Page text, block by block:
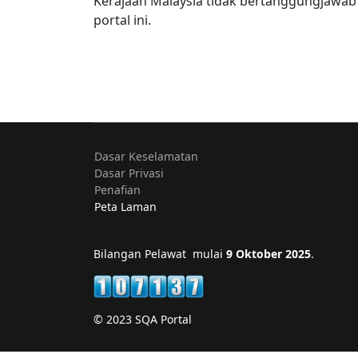
portal ini.
Dasar Keselamatan
Dasar Privasi
Penafian
Peta Laman
Bilangan Pelawat mulai 9 Oktober 2025.
© 2023 SQA Portal